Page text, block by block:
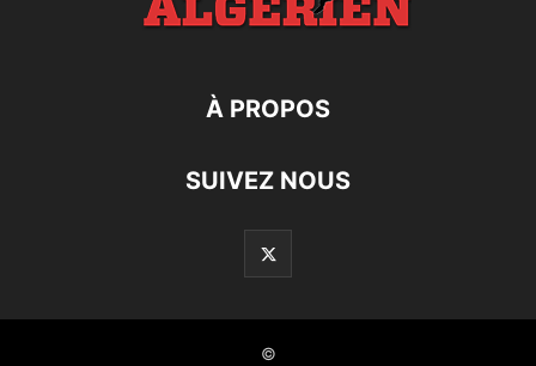
À PROPOS
SUIVEZ NOUS
©